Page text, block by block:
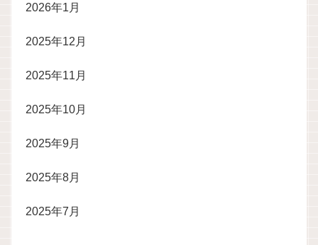
2026年1月
2025年12月
2025年11月
2025年10月
2025年9月
2025年8月
2025年7月